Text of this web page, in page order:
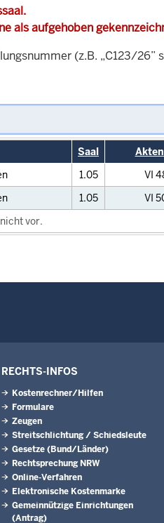
als aufgehoben
(z.B. „C123/26”
Saal
1.05 VI
1.05 VI
vor.
RECHTS-INFOS
Kostenrechner/Hilfen
Formulare
Zeugen
Streitschlichtung / Schiedsleute
Gesetze (Bund/Länder)
Rechtsprechung NRW
Online-Verfahren
Elektronische Kostenmarke
Gemeinnützige Einrichtungen
(Antrag)